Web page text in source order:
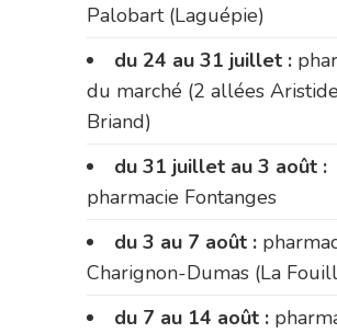
Palobart (Laguépie)
du 24 au 31 juillet :
du marché (2 allées Aristide
Briand)
du 31 juillet au 3 août :
pharmacie Fontanges
du 3 au 7 août :
Charignon-Dumas (La
du 7 au 14 août :